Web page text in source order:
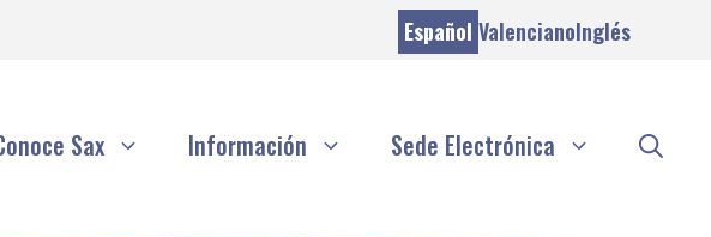
Español ValencianoInglés
Sax Información Sede Electrónica